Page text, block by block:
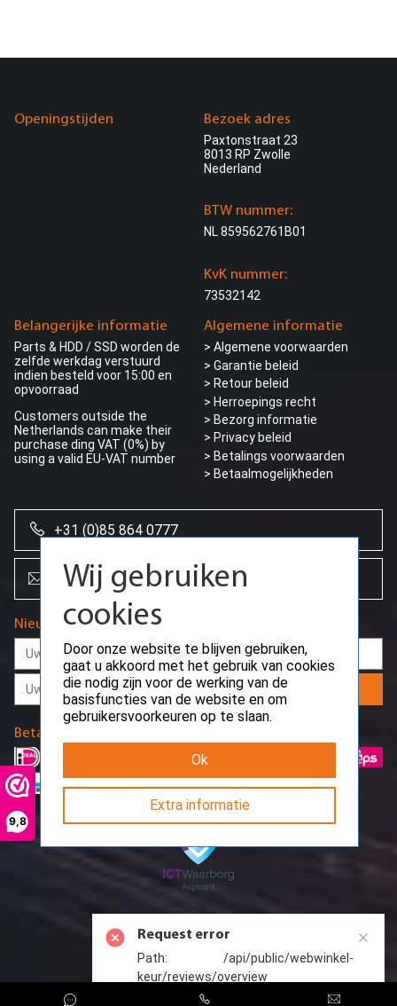
9,8
Openingstijden
Belangerijke informatie
Parts & HDD / SSD worden de
zelfde werkdag verstuurd
indien besteld voor 15:00 en
opvoorraad
Customers outside the
Netherlands can make their
purchase ding VAT (0%) by
using a valid EU-VAT number
Algemene informatie
> Algemene voorwaarden
> Garantie beleid
> Retour beleid
> Herroepings recht
> Bezorg informatie
> Privacy beleid
> Betalings voorwaarden
> Betaalmogelijkheden
Bezoek adres
Paxtonstraat 23
8013 RP Zwolle
Nederland
BTW nummer:
NL 859562761B01
KvK nummer:
73532142
+31 (0)85 864 0777
info@creoserver.com
Nieuwsbrief
CreoServer © 2026 All rights reserved
Betaalmethodes
Wij gebruiken
cookies
Door onze website te blijven gebruiken,
gaat u akkoord met het gebruik van cookies
die nodig zijn voor de werking van de
basisfuncties van de website en om
gebruikersvoorkeuren op te slaan.
Ok
Extra informatie
Request error
Path: /api/public/webwinkel-
keur/reviews/overview